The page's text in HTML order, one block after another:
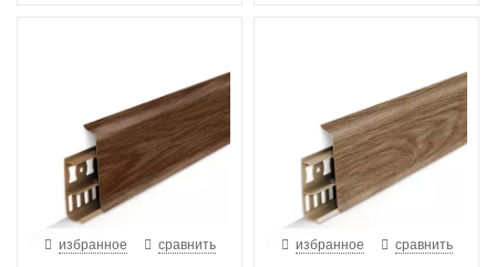
избранное сравнить избранное сравнить